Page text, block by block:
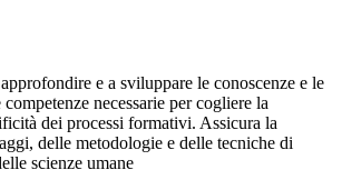
e a sviluppare le conoscenze e le
necessarie per cogliere la
dei processi formativi. Assicura la
delle metodologie e delle tecniche di
scienze umane